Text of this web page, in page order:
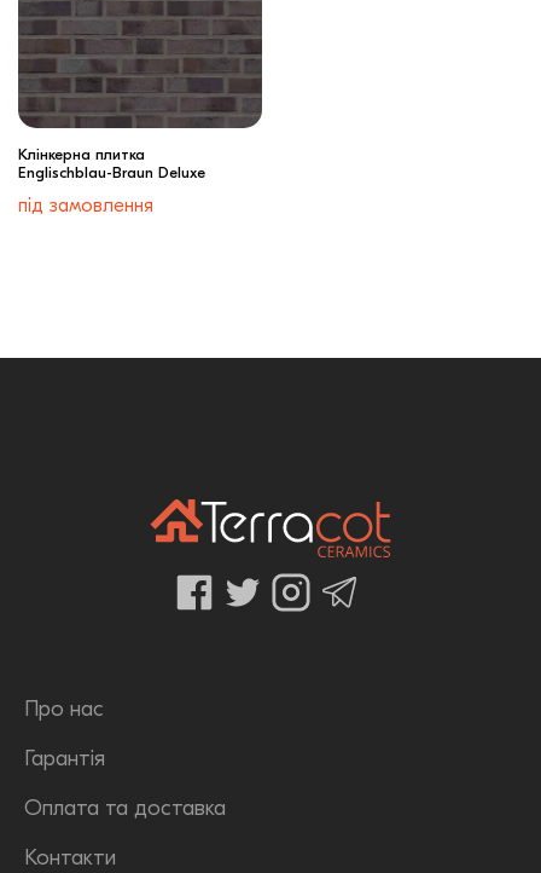
Клінкерна плитка
Englischblau-Braun Deluxe
під замовлення
Про нас
Гарантія
Оплата та доставка
Контакти